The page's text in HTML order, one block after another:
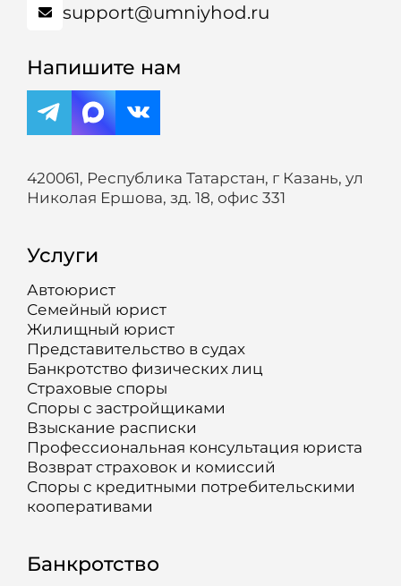
support@umniyhod.ru
Напишите нам
420061, Республика Татарстан, г Казань, ул
Николая Ершова, зд. 18, офис 331
Услуги
Автоюрист
Семейный юрист
Жилищный юрист
Представительство в судах
Банкротство физических лиц
Страховые споры
Споры с застройщиками
Взыскание расписки
Профессиональная консультация юриста
Возврат страховок и комиссий
Споры с кредитными потребительскими
кооперативами
Банкротство